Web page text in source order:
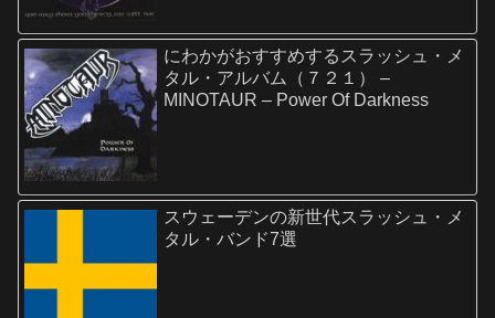
にわかがおすすめするスラッシュ・メ
タル・アルバム（７２１） –
MINOTAUR – Power Of Darkness
スウェーデンの新世代スラッシュ・メ
タル・バンド7選